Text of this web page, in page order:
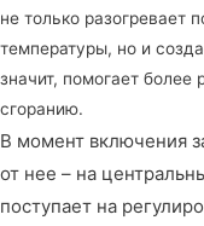
не только разогревает
температуры, но и
значит, помогает
сгоранию.
В момент включения
от нее – на
поступает на